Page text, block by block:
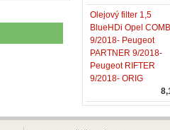
Olejový filter 1,5
BlueHDi Opel
9/2018- Peugeot
PARTNER 9/2018-
Peugeot RIFTER
9/2018- ORIG